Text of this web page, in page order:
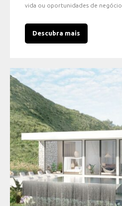
vida ou oportunidades de negócio
Descubra mais